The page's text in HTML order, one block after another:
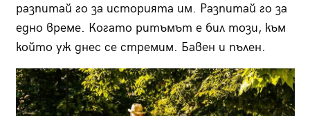
разпитай го за историята им. Разпитай го за
едно време. Когато ритъмът е бил този, към
който уж днес се стремим. Бавен и пълен.